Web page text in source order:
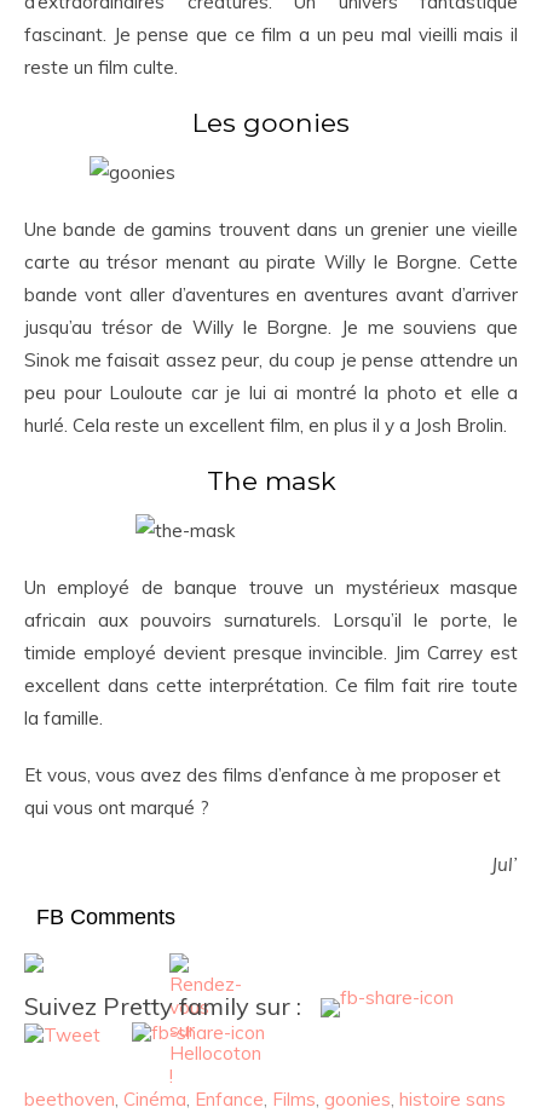
fascinant. Je pense que ce film a un peu mal vieilli mais il
reste un film culte.
Les goonies
Une bande de gamins trouvent dans un grenier une vieille
carte au trésor menant au pirate Willy le Borgne. Cette
bande vont aller d’aventures en aventures avant d’arriver
jusqu’au trésor de Willy le Borgne. Je me souviens que
Sinok me faisait assez peur, du coup je pense attendre un
peu pour Louloute car je lui ai montré la photo et elle a
hurlé. Cela reste un excellent film, en plus il y a Josh Brolin.
The mask
Un employé de banque trouve un mystérieux masque
africain aux pouvoirs surnaturels. Lorsqu’il le porte, le
timide employé devient presque invincible. Jim Carrey est
excellent dans cette interprétation. Ce film fait rire toute
la famille.
Et vous, vous avez des films d’enfance à me proposer et
qui vous ont marqué ?
Jul’
FB Comments
Suivez Pretty family sur :
beethoven, Cinéma, Enfance, Films, goonies, histoire sans